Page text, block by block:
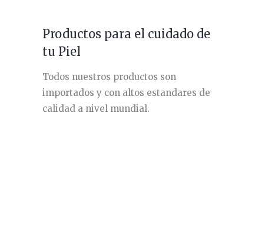
Productos para el cuidado de
tu Piel
Todos nuestros productos son
importados y con altos estandares de
calidad a nivel mundial.